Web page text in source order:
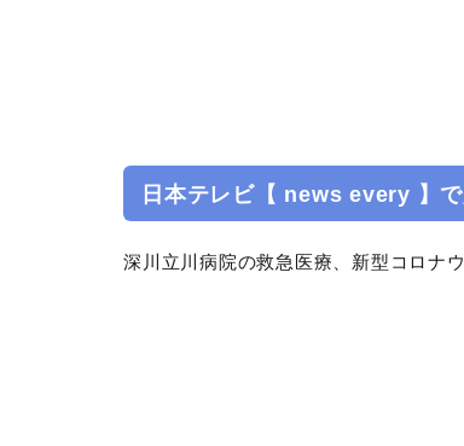
日本テレビ【 news every 】
深川立川病院の救急医療、新型コロナ